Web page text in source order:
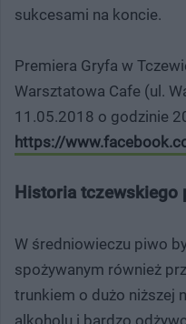
sukcesami na koncie.
Premiera Gryfa w
Warsztatowa Cafe (ul.
11.05.2018 o godzinie
https://
Historia tczewskiego
W średniowieczu piwo
spożywanym również
trunkiem o dużo niższej